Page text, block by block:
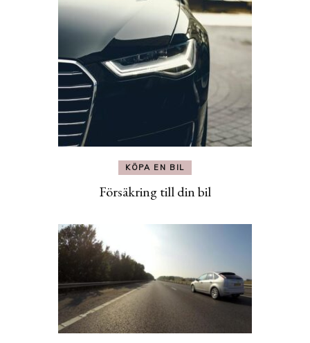
KÖPA EN BIL
Försäkring till din bil